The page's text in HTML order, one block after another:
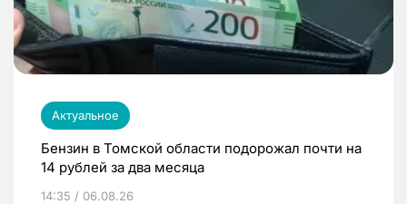
Актуальное
Бензин в Томской области подорожал почти на
14 рублей за два месяца
14:35 / 06.08.26